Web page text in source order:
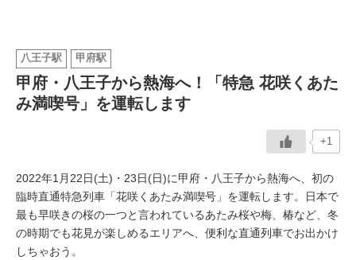
おしらせ
八王子駅 甲府駅
甲府・八王子から熱海へ！「特急 花咲くあた
み満喫号」を運転します
+1
2022年1月22日(土)・23日(日)に甲府・八王子から熱海へ、初の
臨時直通特急列車「花咲くあたみ満喫号」を運転します。日本で
最も早咲きの桜の一つと言われているあたみ桜や梅、椿など、冬
の時期でも花見が楽しめるエリアへ、便利な直通列車でお出かけ
しちゃおう。